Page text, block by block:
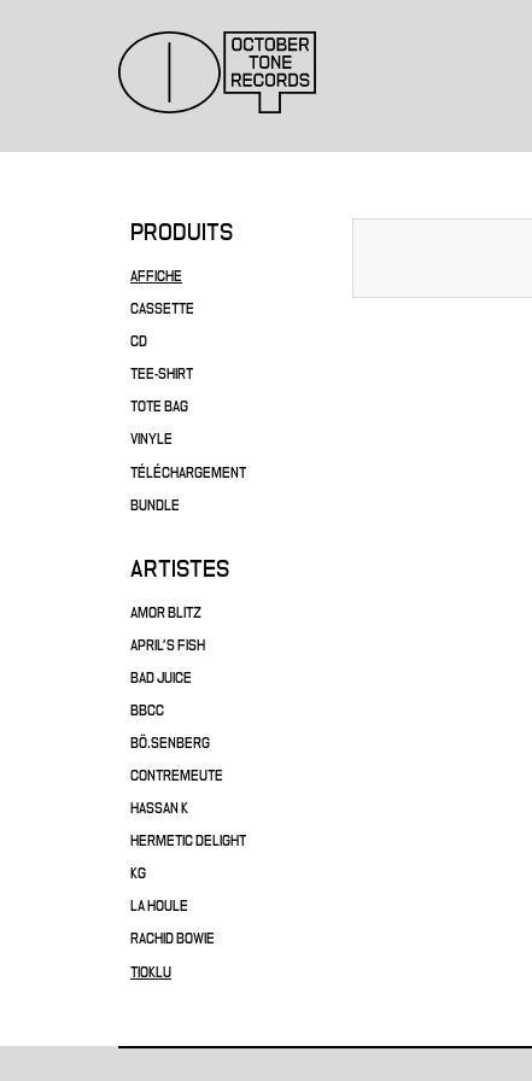
PRODUITS
AFFICHE
CASSETTE
CD
TEE-SHIRT
TOTE BAG
VINYLE
TÉLÉCHARGEMENT
BUNDLE
ARTISTES
AMOR BLITZ
APRIL'S FISH
BAD JUICE
BBCC
BÖ.SENBERG
CONTREMEUTE
HASSAN K
HERMETIC DELIGHT
KG
LA HOULE
RACHID BOWIE
TIOKLU